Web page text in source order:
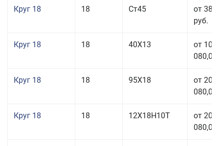
Круг 18 18 Ст45
от 38
руб.
Круг 18 18 40Х13
от 103
080,00
Круг 18 18 95Х18
от 208
080,00
Круг 18 18 12Х18Н10Т
от 209
080,00